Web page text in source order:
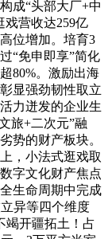
成“头部大厂+中
戏营收达259亿
位增加。培育3
“免申即享”简化
80%。激励出海
显强劲韧性取立
力迸发的企业生
旅+二次元”融
势的财产板块。
，小法式逛戏取
字文化财产焦点
生命周期中完成
异等四个维度
竭开疆拓土！占